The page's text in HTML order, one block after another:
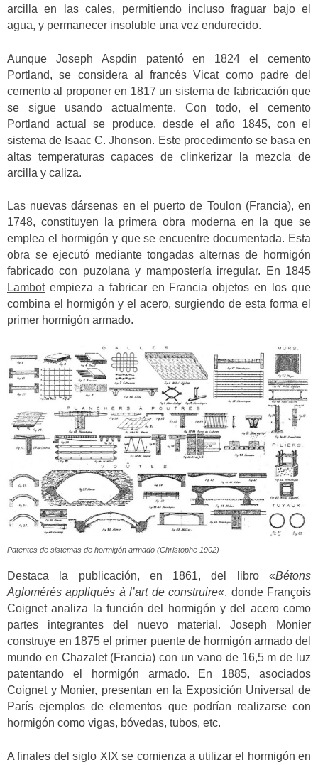
arcilla en las cales, permitiendo incluso fraguar bajo el
agua, y permanecer insoluble una vez endurecido.
Aunque Joseph Aspdin patentó en 1824 el cemento
Portland, se considera al francés Vicat como padre del
cemento al proponer en 1817 un sistema de fabricación que
se sigue usando actualmente. Con todo, el cemento
Portland actual se produce, desde el año 1845, con el
sistema de Isaac C. Jhonson. Este procedimento se basa en
altas temperaturas capaces de clinkerizar la mezcla de
arcilla y caliza.
Las nuevas dársenas en el puerto de Toulon (Francia), en
1748, constituyen la primera obra moderna en la que se
emplea el hormigón y que se encuentre documentada. Esta
obra se ejecutó mediante tongadas alternas de hormigón
fabricado con puzolana y mampostería irregular. En 1845
Lambotempieza a fabricar en Francia objetos en los que
combina el hormigón y el acero, surgiendo de esta forma el
primer hormigón armado.
Patentes de sistemas de hormigón armado (Christophe 1902)
Destaca la publicación, en 1861, del libro «Bétons
Aglomérés appliqués à l’art de construire«, donde François
Coignet analiza la función del hormigón y del acero como
partes integrantes del nuevo material. Joseph Monier
construye en 1875 el primer puente de hormigón armado del
mundo en Chazalet (Francia) con un vano de 16,5 m de luz
patentando el hormigón armado. En 1885, asociados
Coignet y Monier, presentan en la Exposición Universal de
París ejemplos de elementos que podrían realizarse con
hormigón como vigas, bóvedas, tubos, etc.
A finales del siglo XIX se comienza a utilizar el hormigón en